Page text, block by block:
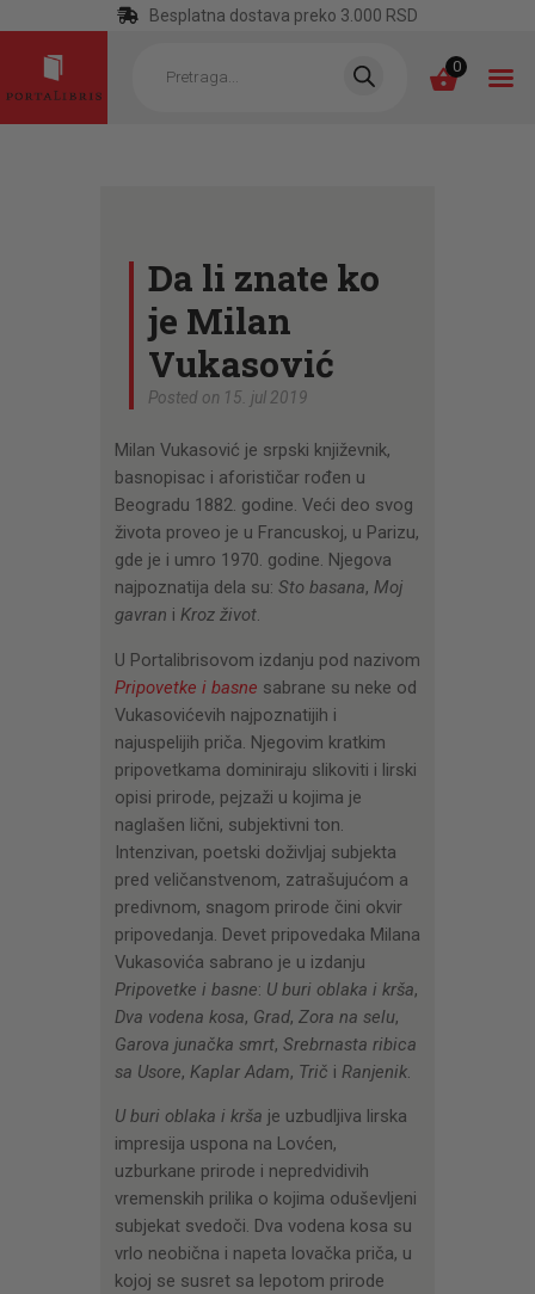
Besplatna dostava preko 3.000 RSD
search 0
NAJPRODAVANIJE
NOVE KNJIGE
OTRGNUTO OD
ZABORAVA
AUTORI
AKTUELNOSTI
CENOVNIK
PISMO
Da li znate ko
je Milan
Vukasović
Posted on 15. jul 2019
Milan Vukasović je srpski književnik,
basnopisac i aforističar rođen u
Beogradu 1882. godine. Veći deo svog
života proveo je u Francuskoj, u Parizu,
gde je i umro 1970. godine. Njegova
najpoznatija dela su: Sto basana, Moj
gavran i Kroz život.
U Portalibrisovom izdanju pod nazivom
Pripovetke i basne sabrane su neke od
Vukasovićevih najpoznatijih i
najuspelijih priča. Njegovim kratkim
pripovetkama dominiraju slikoviti i lirski
opisi prirode, pejzaži u kojima je
naglašen lični, subjektivni ton.
Intenzivan, poetski doživljaj subjekta
pred veličanstvenom, zatrašujućom a
predivnom, snagom prirode čini okvir
pripovedanja. Devet pripovedaka Milana
Vukasovića sabrano je u izdanju
Pripovetke i basne: U buri oblaka i krša,
Dva vodena kosa, Grad, Zora na selu,
Garova junačka smrt, Srebrnasta ribica
sa Usore, Kaplar Adam, Trič i Ranjenik.
U buri oblaka i krša je uzbudljiva lirska
impresija uspona na Lovćen,
uzburkane prirode i nepredvidivih
vremenskih prilika o kojima oduševljeni
subjekat svedoči. Dva vodena kosa su
vrlo neobična i napeta lovačka priča, u
kojoj se susret sa lepotom prirode